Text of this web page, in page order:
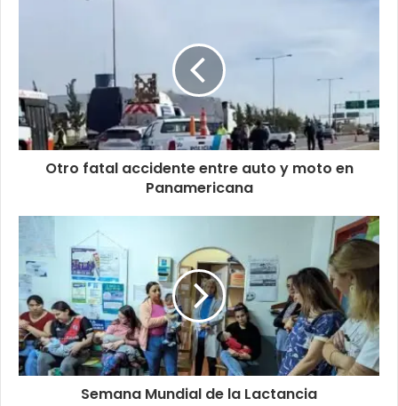
Otro fatal accidente entre auto y moto en
Panamericana
Semana Mundial de la Lactancia